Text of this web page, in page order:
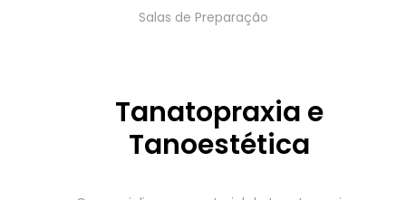
Salas de Preparação
Tanatopraxia e
Tanoestética